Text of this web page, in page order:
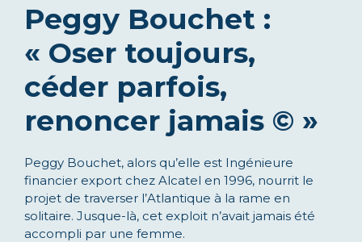
Peggy Bouchet :
« Oser toujours,
céder parfois,
renoncer jamais © »
Peggy Bouchet, alors qu’elle est Ingénieure
financier export chez Alcatel en 1996, nourrit le
projet de traverser l’Atlantique à la rame en
solitaire. Jusque-là, cet exploit n’avait jamais été
accompli par une femme.